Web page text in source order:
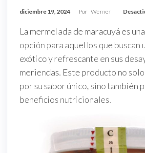
diciembre 19, 2024 Por Werner
La mermelada de maracuyá es
opción para aquellos que buscan
exótico y refrescante en sus
meriendas. Este producto no
por su sabor único, sino también
beneficios nutricionales.